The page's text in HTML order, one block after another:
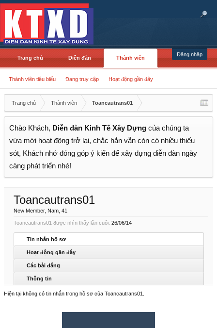
Đăng nhập
Trang chủ Diễn đàn Thành viên
Thành viên tiêu biểu Đang truy cập Hoạt động gần đây
Trang chủ Thành viên Toancautrans01
Chào Khách, Diễn đàn Kinh Tế Xây Dựng của chúng ta
vừa mới hoạt động trở lại, chắc hẳn vẫn còn có nhiều thiếu
sót, Khách nhớ đóng góp ý kiến để xây dựng diễn đàn ngày
càng phát triển nhé!
Toancautrans01
New Member, Nam, 41
Toancautrans01 được nhìn thấy lần cuối: 26/06/14
Tin nhắn hồ sơ
Hoạt động gần đây
Các bài đăng
Thông tin
Hiện tại không có tin nhắn trong hồ sơ của Toancautrans01.